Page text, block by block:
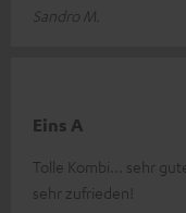
Sandro M.
Eins A
Tolle Kombi... sehr
sehr zufrieden!